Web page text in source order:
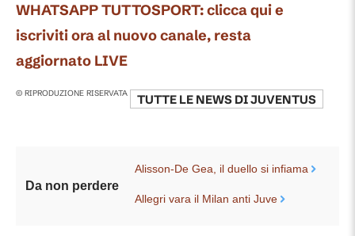
WHATSAPP TUTTOSPORT: clicca qui e
iscriviti ora al nuovo canale, resta
aggiornato LIVE
© RIPRODUZIONE RISERVATA TUTTE LE NEWS DIJUVENTUS
Da non perdere
Alisson-De Gea, il duello si infiama
Allegri vara il Milan anti Juve